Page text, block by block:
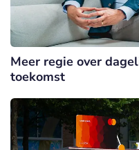
Meer regie over
toekomst